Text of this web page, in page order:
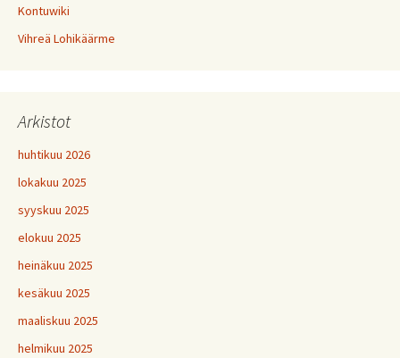
Kontuwiki
Vihreä Lohikäärme
Arkistot
huhtikuu 2026
lokakuu 2025
syyskuu 2025
elokuu 2025
heinäkuu 2025
kesäkuu 2025
maaliskuu 2025
helmikuu 2025